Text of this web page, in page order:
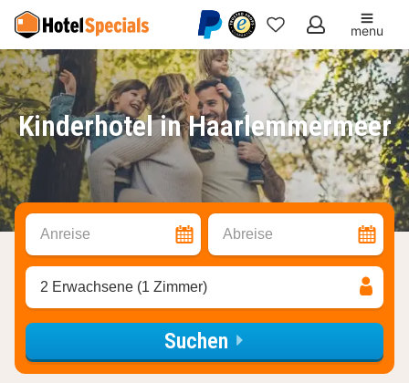
Meine
Favoriten
menu
Kinderhotel in Haarlemmermeer
Anreise Abreise
2 Erwachsene (1 Zimmer)
Suchen